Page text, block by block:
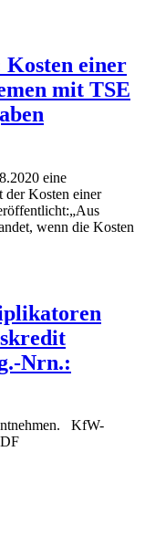
einer
mit TSE
eine
der Kosten einer
wenn die Kosten
Nrn.:
KfW-